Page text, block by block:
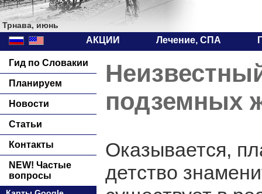
Трнава, июнь
АКЦИИ Лечение, СПА
Гид по Словакии
Планируем
Новости
Статьи
Контакты
NEW! Частые
вопросы
подземных
Оказывается,
детство